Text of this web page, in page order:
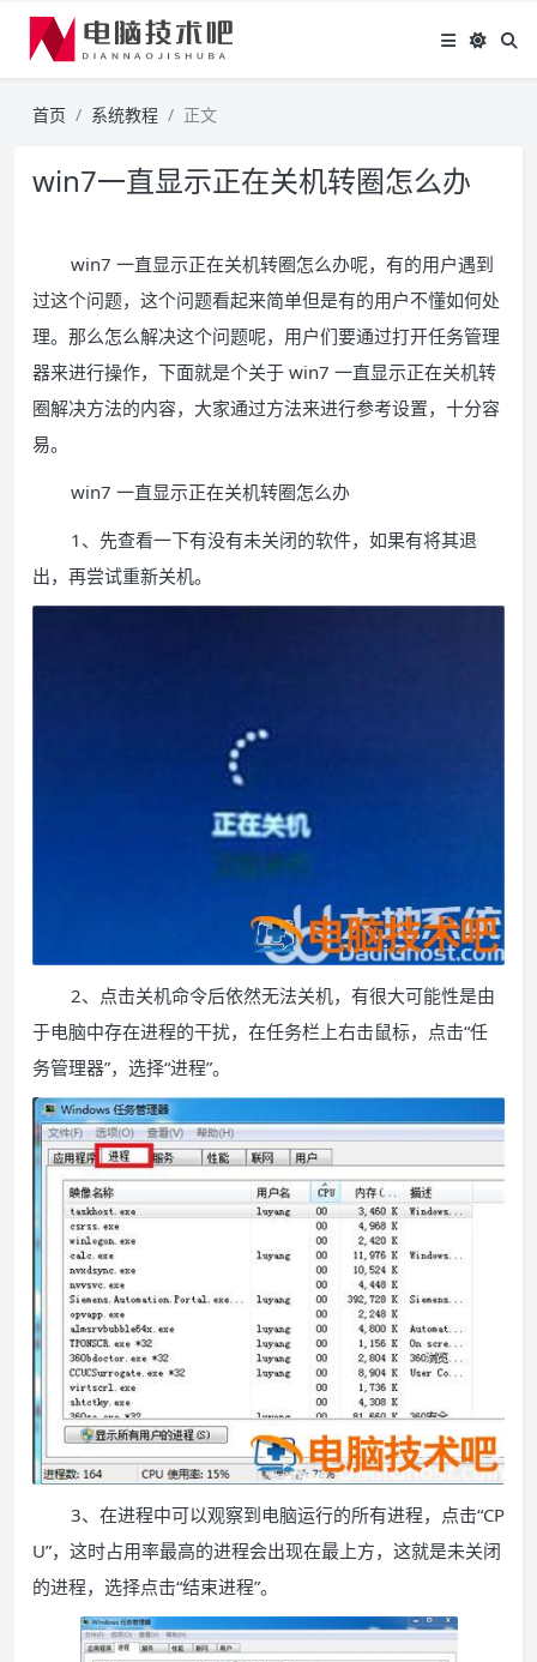
首页 系统教程 正文
win7一直显示正在关机转圈怎么办
win7 一直显示正在关机转圈怎么办呢，有的用户遇到
过这个问题，这个问题看起来简单但是有的用户不懂如何处
理。那么怎么解决这个问题呢，用户们要通过打开任务管理
器来进行操作，下面就是个关于 win7 一直显示正在关机转
圈解决方法的内容，大家通过方法来进行参考设置，十分容
易。
win7 一直显示正在关机转圈怎么办
1、先查看一下有没有未关闭的软件，如果有将其退
出，再尝试重新关机。
2、点击关机命令后依然无法关机，有很大可能性是由
于电脑中存在进程的干扰，在任务栏上右击鼠标，点击“任
务管理器”，选择“进程”。
3、在进程中可以观察到电脑运行的所有进程，点击“CP
U”，这时占用率最高的进程会出现在最上方，这就是未关闭
的进程，选择点击“结束进程”。